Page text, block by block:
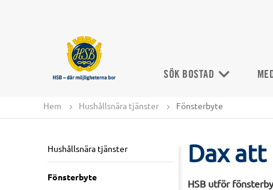
SÖK BOSTAD
Hem Hushållsnära tjänster Fönsterbyte
Hushållsnära tjänster
Fönsterbyte
Dax
HSB utför